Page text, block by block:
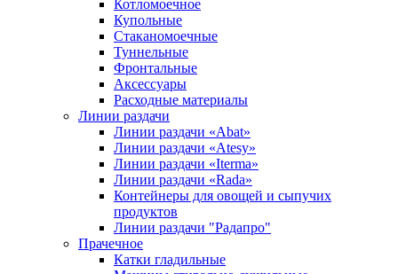
Котломоечное
Купольные
Стаканомоечные
Туннельные
Фронтальные
Аксессуары
Расходные материалы
Линии раздачи
Линии раздачи «Abat»
Линии раздачи «Atesy»
Линии раздачи «Iterma»
Линии раздачи «Rada»
Контейнеры для овощей и сыпучих
продуктов
Линии раздачи "Радапро"
Прачечное
Катки гладильные